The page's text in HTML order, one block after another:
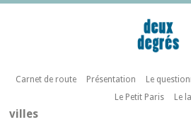
Carnet de route Présentation Le
Le Petit Paris
Le
villes